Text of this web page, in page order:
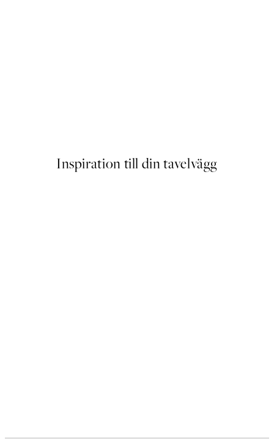
Inspiration till din tavelvägg